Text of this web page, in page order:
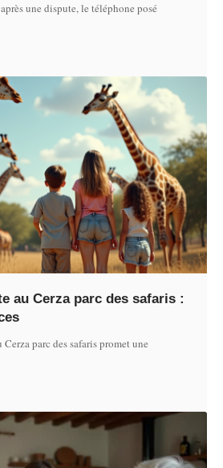
une dispute, le téléphone posé
au Cerza parc des safaris :
parc des safaris promet une